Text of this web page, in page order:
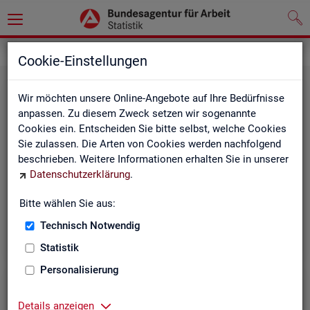
Cookie-Einstellungen
Wir möchten unsere Online-Angebote auf Ihre Bedürfnisse
anpassen. Zu diesem Zweck setzen wir sogenannte
Cookies ein. Entscheiden Sie bitte selbst, welche Cookies
Sie zulassen. Die Arten von Cookies werden nachfolgend
beschrieben. Weitere Informationen erhalten Sie in unserer
Datenschutzerklärung.
Bitte wählen Sie aus:
Technisch Notwendig
Statistik
Personalisierung
Details anzeigen
Ge­set­ze und Ver­ord­nun­gen
Die Gesetze und Verordnungen, die der Arbeit der
Statistik der BA zugrunde liegen, finden Sie hier.